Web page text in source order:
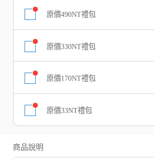
原價490NT禮包
原價330NT禮包
原價170NT禮包
原價33NT禮包
商品說明